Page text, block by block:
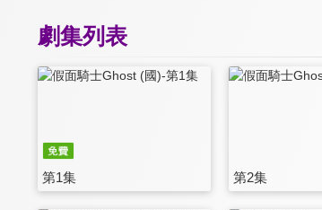
劇集列表
第1集 第2集